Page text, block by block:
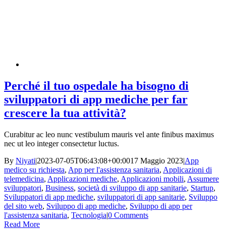
Perché il tuo ospedale ha bisogno di
sviluppatori di app mediche per far
crescere la tua attività?
Curabitur ac leo nunc vestibulum mauris vel ante finibus maximus
nec ut leo integer consectetur luctus.
By Niyati|2023-07-05T06:43:08+00:0017 Maggio 2023|App
medico su richiesta, App per l'assistenza sanitaria, Applicazioni di
telemedicina, Applicazioni mediche, Applicazioni mobili, Assumere
sviluppatori, Business, società di sviluppo di app sanitarie, Startup,
Sviluppatori di app mediche, sviluppatori di app sanitarie, Sviluppo
del sito web, Sviluppo di app mediche, Sviluppo di app per
l'assistenza sanitaria, Tecnologia|0 Comments
Read More